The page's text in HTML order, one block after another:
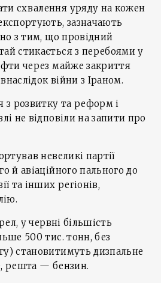
схвалення уряду на кожен
зазначають
з тим, що провідний
стикається з перебоями у
через майже закриття
війни з Іраном.
з розвитку та реформ і
не відповіли на запити про
невеликі партії
й авіаційного пального до
та інших регіонів,
у червні більшість
500 тис. тонн, без
становитимуть дизпальне
решта — бензин.